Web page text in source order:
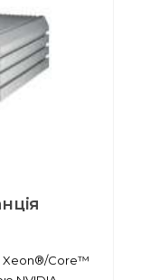
Xeon®/Core™